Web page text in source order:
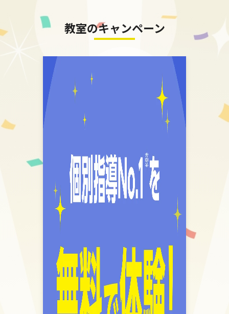
②「つまづきの原因の発見解消がで
きないまま勉強をしていません
か？ 〈
学年まで遡ってつまづきを解消する
授業をしています。
③「言葉（用語）をおぼえるだけで
点が取れることを怠っていません
か。 〈
よく覚える方法を提供！
定期考査対
策を全教科無料で行っています。
〇門司港教室の授業の強
教室のキャンペーン